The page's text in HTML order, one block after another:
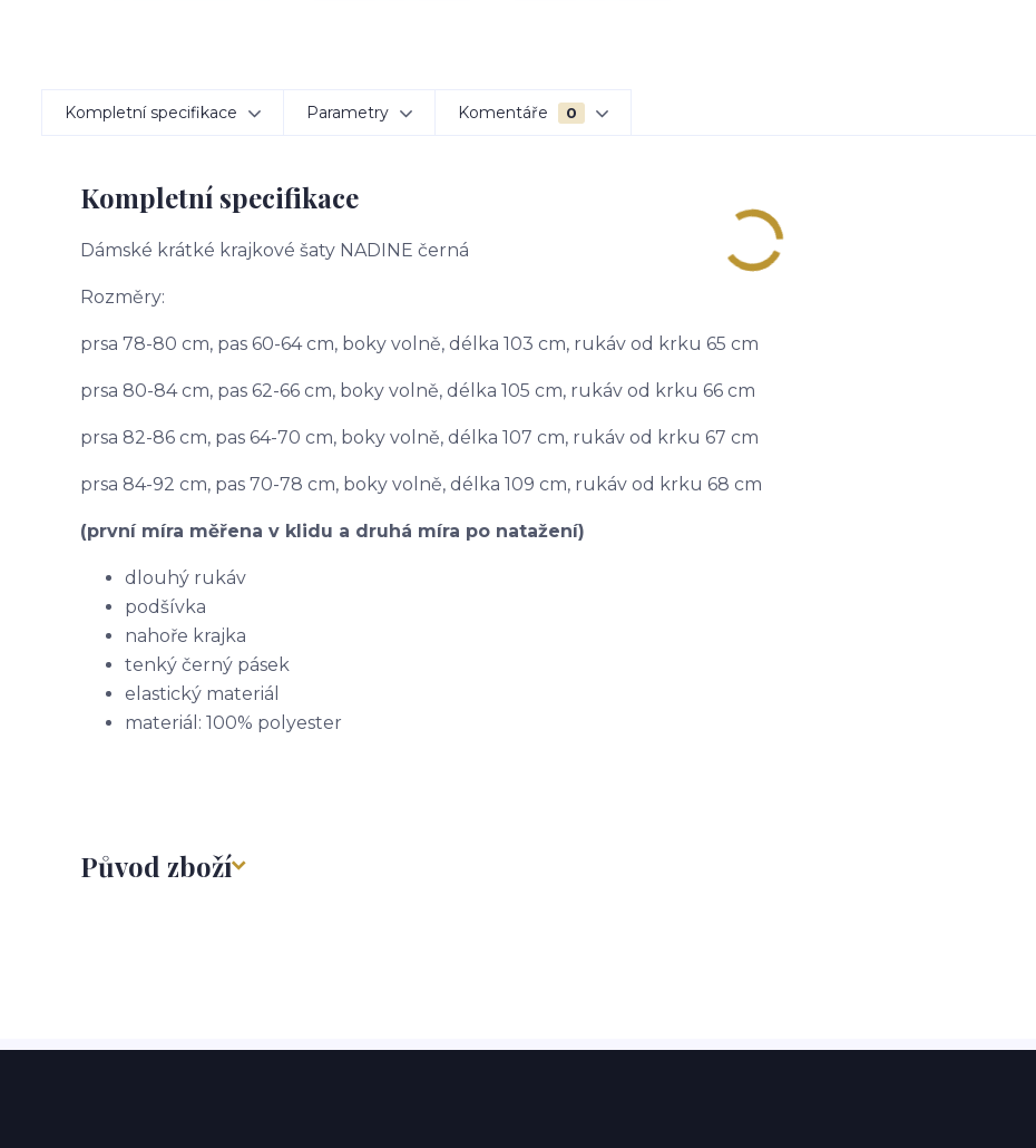
Kompletní specifikace Parametry Komentáře 0
Kompletní specifikace
Dámské krátké krajkové šaty NADINE černá
Rozměry:
prsa 78-80 cm, pas 60-64 cm, boky volně, délka 103 cm, rukáv od krku 65 cm
prsa 80-84 cm, pas 62-66 cm, boky volně, délka 105 cm, rukáv od krku 66 cm
prsa 82-86 cm, pas 64-70 cm, boky volně, délka 107 cm, rukáv od krku 67 cm
prsa 84-92 cm, pas 70-78 cm, boky volně, délka 109 cm, rukáv od krku 68 cm
(první míra měřena v klidu a druhá míra po natažení)
dlouhý rukáv
podšívka
nahoře krajka
tenký černý pásek
elastický materiál
materiál: 100% polyester
Původ zboží